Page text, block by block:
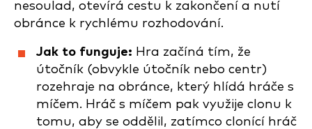
nesoulad, otevírá cestu k zakončení a nutí
obránce k rychlému rozhodování.
Jak to funguje: Hra začíná tím, že
útočník (obvykle útočník nebo centr)
rozehraje na obránce, který hlídá hráče s
míčem. Hráč s míčem pak využije clonu k
tomu, aby se oddělil, zatímco clonící hráč